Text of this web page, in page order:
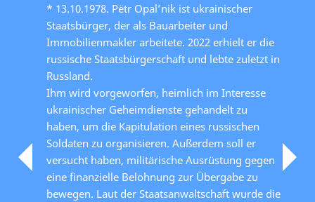
* 13.10.1978. Pëtr Opal’nik ist ukrainischer
Staatsbürger, der als Bauarbeiter und
Immobilienmakler arbeitete. 2022 erhielt er die
russische Staatsbürgerschaft und lebte zuletzt in
Russland.
Ihm wird vorgeworfen, heimlich im Interesse
ukrainischer Geheimdienste gehandelt zu
haben, um die Kapitulation eines russischen
Soldaten zu organisieren. Außerdem soll er
versucht haben, militärische Ausrüstung gegen
eine finanzielle Belohnung zur Übergabe zu
bewegen. Laut der Staatsanwaltschaft wurde die